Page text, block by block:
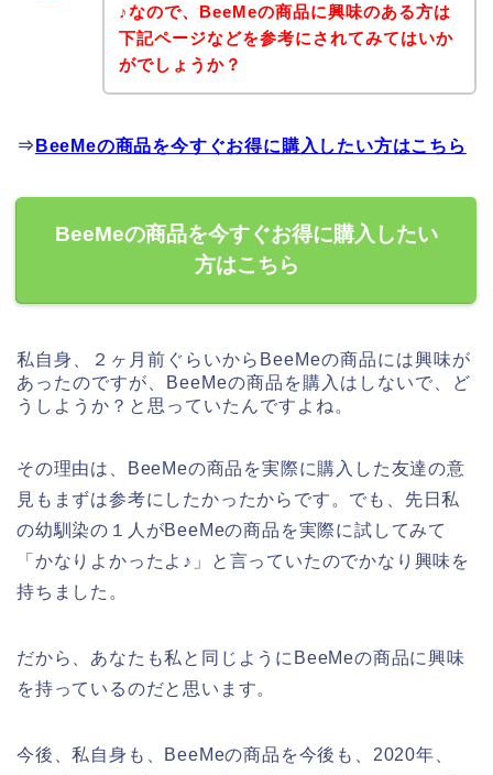
♪なので、BeeMeの商品に興味のある方は
下記ページなどを参考にされてみてはいか
がでしょうか？
⇒ BeeMeの商品を今すぐお得に購入したい方はこちら
BeeMeの商品を今すぐお得に購入したい
方はこちら
私自身、２ヶ月前ぐらいからBeeMeの商品には興味が
あったのですが、BeeMeの商品を購入はしないで、ど
うしようか？と思っていたんですよね。
その理由は、BeeMeの商品を実際に購入した友達の意
見もまずは参考にしたかったからです。でも、先日私
の幼馴染の１人がBeeMeの商品を実際に試してみて
「かなりよかったよ♪」と言っていたのでかなり興味を
持ちました。
だから、あなたも私と同じようにBeeMeの商品に興味
を持っているのだと思います。
今後、私自身も、BeeMeの商品を今後も、2020年、